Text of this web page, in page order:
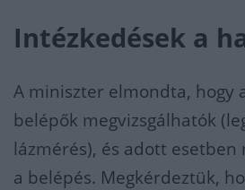
Intézkedések a
A miniszter elmondta, hogy
belépők megvizsgálhatók
lázmérés), és adott esetben
a belépés. Megkérdeztük,